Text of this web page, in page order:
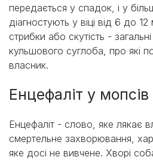
передається у спадок, і у
діагностують у віці від 6 до 12
стрибки або скутість -
кульшового суглоба, про які
власник.
Енцефаліт у мопсів
Енцефаліт - слово, яке лякає
смертельне захворювання,
яке досі не вивчене. Хворі